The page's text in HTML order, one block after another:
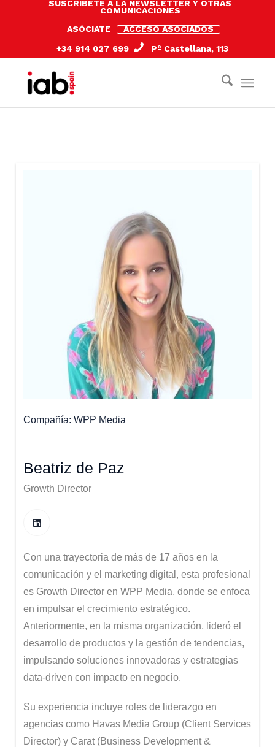
SUSCRÍBETE A LA NEWSLETTER Y OTRAS
COMUNICACIONES
ASÓCIATE
ACCESO ASOCIADOS
+34 914 027 699
Pº Castellana, 113
Compañía WPP Media
Beatriz de Paz
Growth Director
Con una trayectoria de más de 17 años en la
comunicación y el marketing digital, esta profesional
es Growth Director en WPP Media, donde se enfoca
en impulsar el crecimiento estratégico.
Anteriormente, en la misma organización, lideró el
desarrollo de productos y la gestión de tendencias,
impulsando soluciones innovadoras y estrategias
data-driven con impacto en negocio.
Su experiencia incluye roles de liderazgo en
agencias como Havas Media Group (Client Services
Director) y Carat (Business Development &